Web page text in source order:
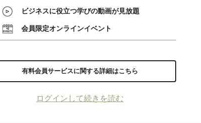
ビジネスに役立つ学びの動画が見放題
会員限定オンラインイベント
有料会員サービスに関する詳細はこちら
ログインして続きを読む